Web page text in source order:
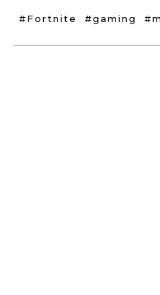
#Fortnite #gaming